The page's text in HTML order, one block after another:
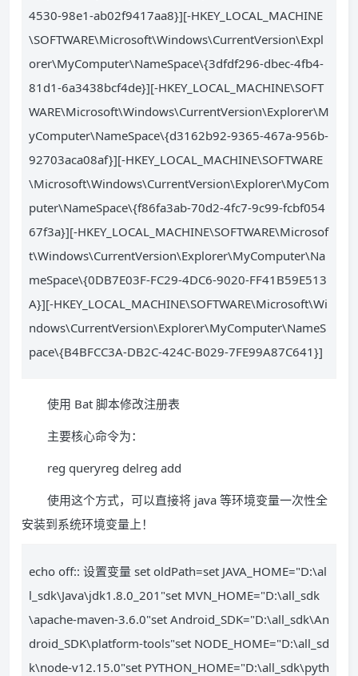
4530-98e1-ab02f9417aa8}][-HKEY_LOCAL_MACHINE
\SOFTWARE\Microsoft\Windows\CurrentVersion\Expl
orer\MyComputer\NameSpace\{3dfdf296-dbec-4fb4-
81d1-6a3438bcf4de}][-HKEY_LOCAL_MACHINE\SOFT
WARE\Microsoft\Windows\CurrentVersion\Explorer\M
yComputer\NameSpace\{d3162b92-9365-467a-956b-
92703aca08af}][-HKEY_LOCAL_MACHINE\SOFTWARE
\Microsoft\Windows\CurrentVersion\Explorer\MyCom
puter\NameSpace\{f86fa3ab-70d2-4fc7-9c99-fcbf054
67f3a}][-HKEY_LOCAL_MACHINE\SOFTWARE\Microsof
t\Windows\CurrentVersion\Explorer\MyComputer\Na
meSpace\{0DB7E03F-FC29-4DC6-9020-FF41B59E513
A}][-HKEY_LOCAL_MACHINE\SOFTWARE\Microsoft\Wi
ndows\CurrentVersion\Explorer\MyComputer\NameS
pace\{B4BFCC3A-DB2C-424C-B029-7FE99A87C641}]
使用 Bat 脚本修改注册表
主要核心命令为：
reg queryreg delreg add
使用这个方式，可以直接将 java 等环境变量一次性全
安装到系统环境变量上！
echo off:: 设置变量 set oldPath=set JAVA_HOME="D:\al
l_sdk\Java\jdk1.8.0_201"set MVN_HOME="D:\all_sdk
\apache-maven-3.6.0"set Android_SDK="D:\all_sdk\An
droid_SDK\platform-tools"set NODE_HOME="D:\all_sd
k\node-v12.15.0"set PYTHON_HOME="D:\all_sdk\pyth